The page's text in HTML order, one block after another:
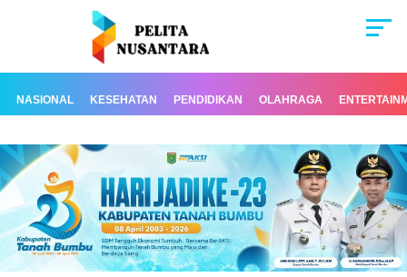
NASIONAL KESEHATAN PENDIDIKAN OLAHRAGA